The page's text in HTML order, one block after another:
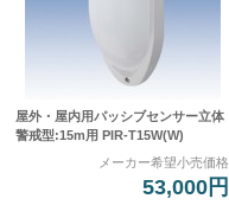
屋外・屋内用パッシブセンサー立体
警戒型:15m用 PIR-T15W(W)
メーカー希望小売価格
53,000円